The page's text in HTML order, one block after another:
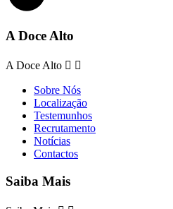
A Doce Alto
A Doce Alto  
Sobre Nós
Localização
Testemunhos
Recrutamento
Notícias
Contactos
Saiba Mais